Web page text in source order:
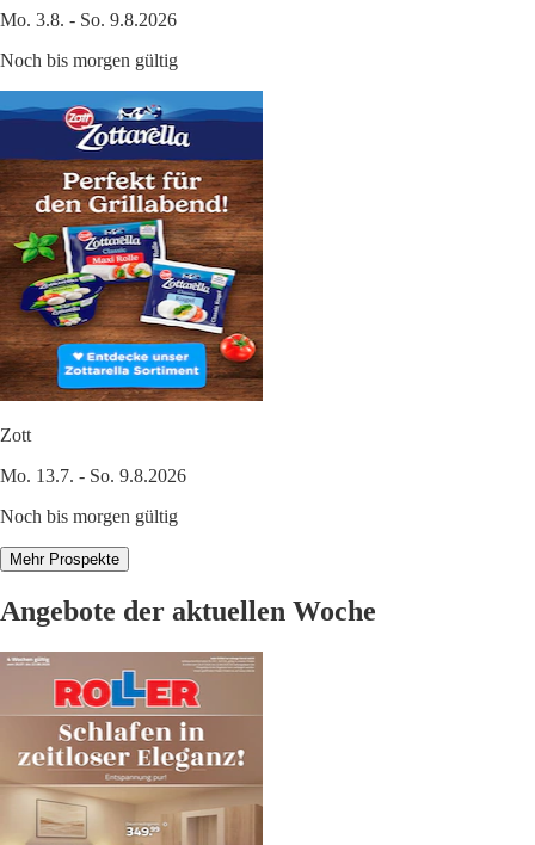
Mo. 3.8. - So. 9.8.2026
Noch bis morgen gültig
Zott
Mo. 13.7. - So. 9.8.2026
Noch bis morgen gültig
Mehr Prospekte
Angebote der aktuellen Woche